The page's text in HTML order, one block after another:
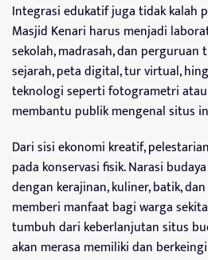
Integrasi edukatif juga tidak kalah
Masjid Kenari harus menjadi
sekolah, madrasah, dan perguruan
sejarah, peta digital, tur virtual,
teknologi seperti fotogrametri atau
membantu publik mengenal situs
Dari sisi ekonomi kreatif,
pada konservasi fisik. Narasi
dengan kerajinan, kuliner, batik,
memberi manfaat bagi warga
tumbuh dari keberlanjutan situs
akan merasa memiliki dan